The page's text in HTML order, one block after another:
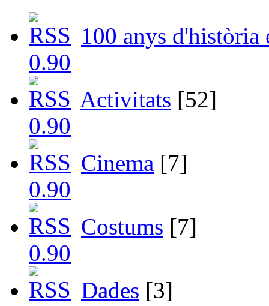
100 anys d'història
Activitats [52]
Cinema [7]
Costums [7]
Dades [3]